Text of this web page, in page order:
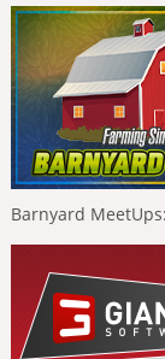
Barnyard